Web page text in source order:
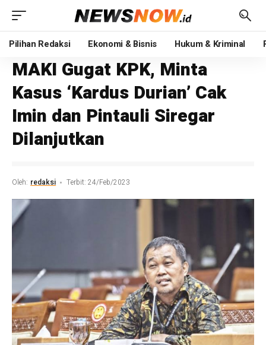
Pilihan Redaksi Ekonomi & Bisnis Hukum & Kriminal
MAKI Gugat KPK, Minta
Kasus ‘Kardus Durian’ Cak
Imin dan Pintauli Siregar
Dilanjutkan
Oleh: redaksi Terbit: 24/Feb/2023